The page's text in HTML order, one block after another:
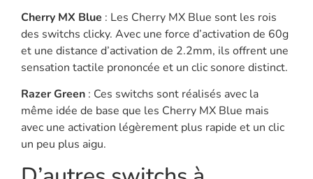
Cherry MX Blue : Les Cherry MX Blue sont les rois
des switchs clicky. Avec une force d’activation de 60g
et une distance d’activation de 2.2mm, ils offrent une
sensation tactile prononcée et un clic sonore distinct.
Razer Green : Ces switchs sont réalisés avec la
même idée de base que les Cherry MX Blue mais
avec une activation légèrement plus rapide et un clic
un peu plus aigu.